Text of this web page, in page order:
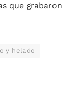
que grabaron
y helado